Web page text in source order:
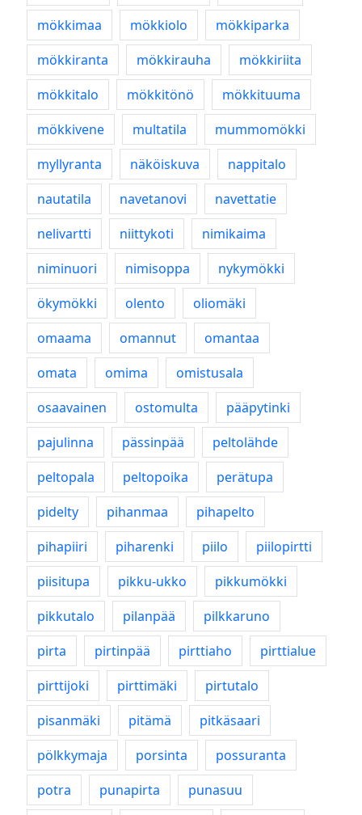
mökkimaa mökkiolo
mökkiparka
mökkiranta
mökkirauha
mökkiriita
mökkitalo
mökkitönö
mökkituuma
mökkivene
multatila
mummomökki
myllyranta
näköiskuva
nappitalo
nautatila
navetanovi
navettatie
nelivartti
niittykoti
nimikaima
niminuori
nimisoppa
nykymökki
ökymökki
olento
oliomäki
omaama
omannut
omantaa
omata
omima
omistusala
osaavainen
ostomulta
pääpytinki
pajulinna
pässinpää
peltolähde
peltopala
peltopoika
perätupa
pidelty
pihanmaa
pihapelto
pihapiiri
piharenki piilo
piilopirtti
piisitupa
pikku-ukko
pikkumökki
pikkutalo
pilanpää
pilkkaruno
pirta
pirtinpää pirttiaho
pirttialue
pirttijoki
pirttimäki
pirtutalo
pisanmäki
pitämä
pitkäsaari
pölkkymaja
porsinta
possuranta
potra
punapirta
punasuu